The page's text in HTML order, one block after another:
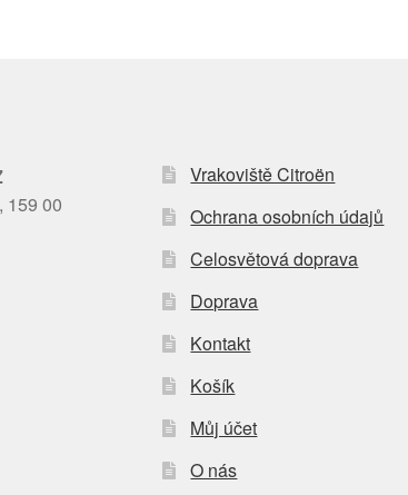
159 00
Vrakoviště Citroën
Ochrana osobních údajů
Celosvětová doprava
Doprava
Kontakt
Košík
Můj účet
O nás